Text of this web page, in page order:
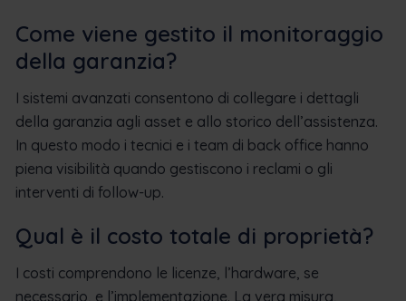
Come viene gestito il monitoraggio
della garanzia?
I sistemi avanzati consentono di collegare i dettagli
della garanzia agli asset e allo storico dell’assistenza.
In questo modo i tecnici e i team di back office hanno
piena visibilità quando gestiscono i reclami o gli
interventi di follow-up.
Qual è il costo totale di proprietà?
I costi comprendono le licenze, l’hardware, se
necessario, e l’implementazione. La vera misura,